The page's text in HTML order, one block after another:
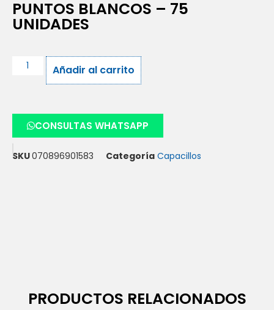
PUNTOS BLANCOS – 75
UNIDADES
Añadir al carrito
CONSULTAS WHATSAPP
SKU070896901583 Categoría Capacillos
PRODUCTOS RELACIONADOS